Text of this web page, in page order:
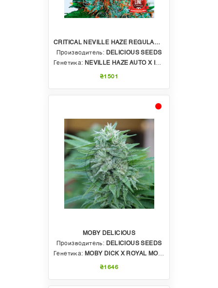
CRITICAL NEVILLE HAZE REGULAR AUTO
Производитель: DELICIOUS SEEDS
Генетика: NEVILLE HAZE AUTO X IL DIAVOLO AUTO
₴1501
MOBY DELICIOUS
Производитель: DELICIOUS SEEDS
Генетика: MOBY DICK X ROYAL MOBY
₴1646